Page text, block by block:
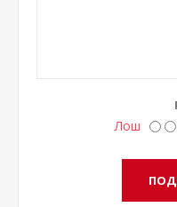
Лош